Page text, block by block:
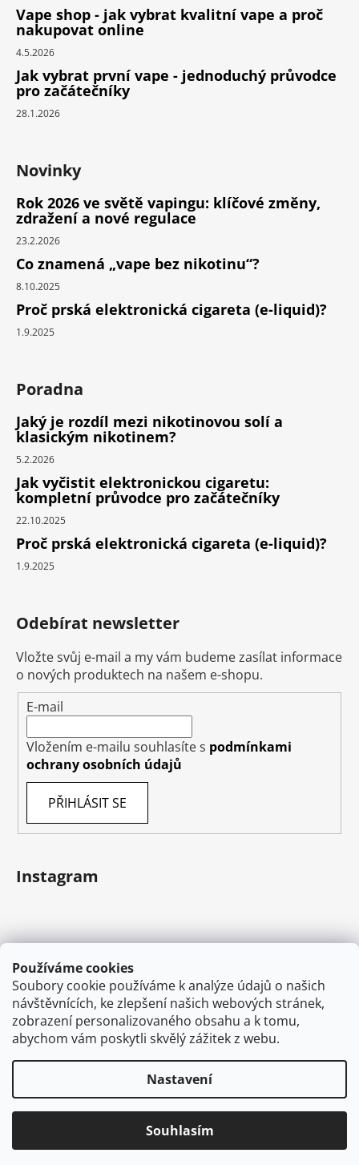
Používáme cookies
Soubory cookie používáme k analýze údajů o našich
návštěvnících, ke zlepšení našich webových stránek,
zobrazení personalizovaného obsahu a k tomu,
abychom vám poskytli skvělý zážitek z webu.
Nastavení
Souhlasím
Vape shop - jak vybrat kvalitní vape a proč
nakupovat online
4.5.2026
Jak vybrat první vape - jednoduchý průvodce
pro začátečníky
28.1.2026
Novinky
Rok 2026 ve světě vapingu: klíčové změny,
zdražení a nové regulace
23.2.2026
Co znamená „vape bez nikotinu“?
8.10.2025
Proč prská elektronická cigareta (e-liquid)?
1.9.2025
Poradna
Jaký je rozdíl mezi nikotinovou solí a
klasickým nikotinem?
5.2.2026
Jak vyčistit elektronickou cigaretu:
kompletní průvodce pro začátečníky
22.10.2025
Proč prská elektronická cigareta (e-liquid)?
1.9.2025
Odebírat newsletter
Vložte svůj e-mail a my vám budeme zasílat informace
o nových produktech na našem e-shopu.
E-mail
Vložením e-mailu souhlasíte s podmínkami
ochrany osobních údajů
PŘIHLÁSIT SE
Instagram
Sledovat na Instagramu
Vytvořil Shoptet